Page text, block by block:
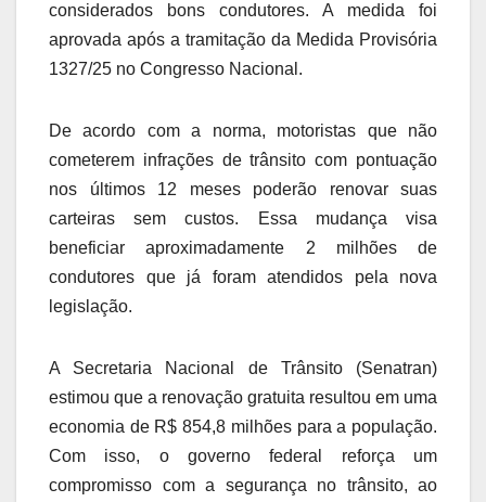
considerados bons condutores. A medida foi
aprovada após a tramitação da Medida Provisória
1327/25 no Congresso Nacional.
De acordo com a norma, motoristas que não
cometerem infrações de trânsito com pontuação
nos últimos 12 meses poderão renovar suas
carteiras sem custos. Essa mudança visa
beneficiar aproximadamente 2 milhões de
condutores que já foram atendidos pela nova
legislação.
A Secretaria Nacional de Trânsito (Senatran)
estimou que a renovação gratuita resultou em uma
economia de R$ 854,8 milhões para a população.
Com isso, o governo federal reforça um
compromisso com a segurança no trânsito, ao